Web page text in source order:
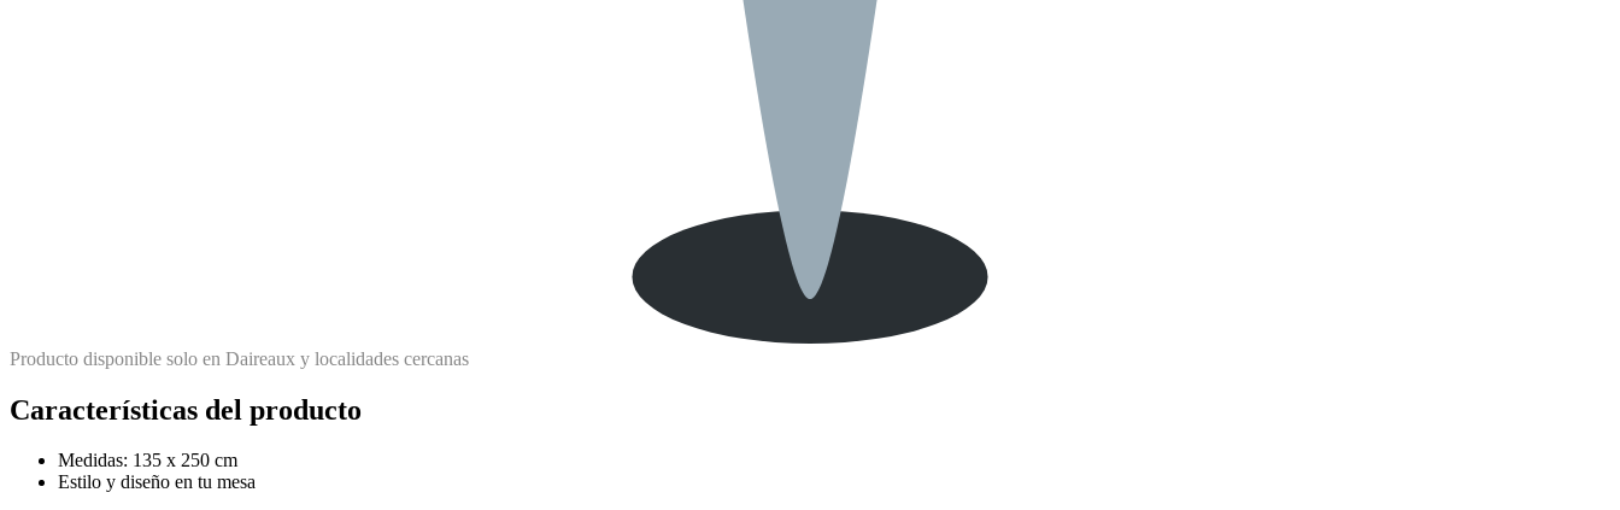
Producto disponible solo en Daireaux y localidades cercanas
Características del producto
Medidas: 135 x 250 cm
Estilo y diseño en tu mesa